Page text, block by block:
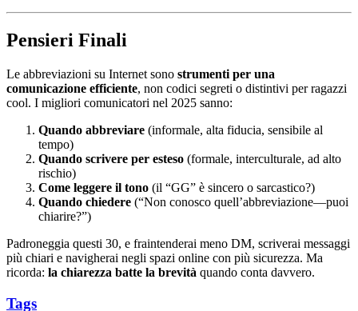
Pensieri Finali
Le abbreviazioni su Internet sono strumenti per una
comunicazione efficiente, non codici segreti o distintivi per ragazzi
cool. I migliori comunicatori nel 2025 sanno:
Quando abbreviare (informale, alta fiducia, sensibile al
tempo)
Quando scrivere per esteso (formale, interculturale, ad alto
rischio)
Come leggere il tono (il “GG” è sincero o sarcastico?)
Quando chiedere (“Non conosco quell’abbreviazione—puoi
chiarire?”)
Padroneggia questi 30, e fraintenderai meno DM, scriverai messaggi
più chiari e navigherai negli spazi online con più sicurezza. Ma
ricorda: la chiarezza batte la brevità quando conta davvero.
Tags